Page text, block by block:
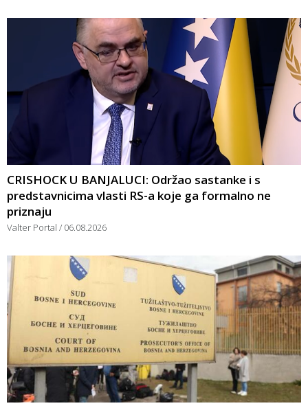
CRISHOCK U BANJALUCI: Održao sastanke i s
predstavnicima vlasti RS-a koje ga formalno ne
priznaju
Valter Portal 06.08.2026